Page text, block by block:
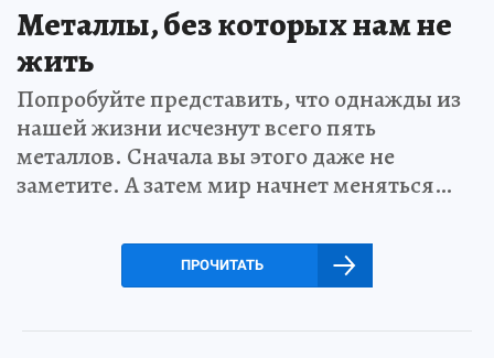
Металлы, без которых нам не
жить
Попробуйте представить, что однажды из
нашей жизни исчезнут всего пять
металлов. Сначала вы этого даже не
заметите. А затем мир начнет меняться…
ПРОЧИТАТЬ